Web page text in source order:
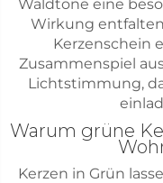
Waldtöne eine
Wirkung
Kerzenschein
Zusammenspiel
Lichtstimmung,
Warum grüne
Kerzen in Grün